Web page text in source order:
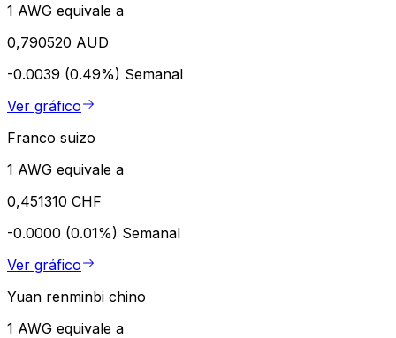
1 AWG equivale a
0,790520 AUD
-0.0039 (0.49%) Semanal
Ver gráfico
Franco suizo
1 AWG equivale a
0,451310 CHF
-0.0000 (0.01%) Semanal
Ver gráfico
Yuan renminbi chino
1 AWG equivale a